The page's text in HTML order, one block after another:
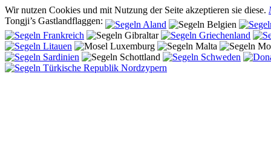
Wir nutzen Cookies und mit Nutzung der Seite akzeptieren sie diese.
Tongji’s Gastlandflaggen: